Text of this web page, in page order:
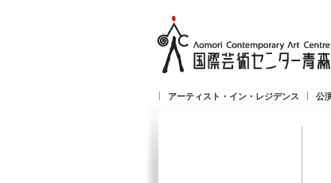
アーティスト・イン・レジデンス 公